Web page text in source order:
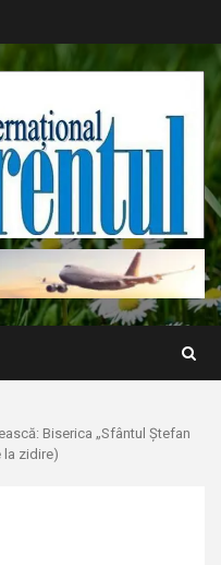
Biserica „Sfântul Ștefan
la zidire)